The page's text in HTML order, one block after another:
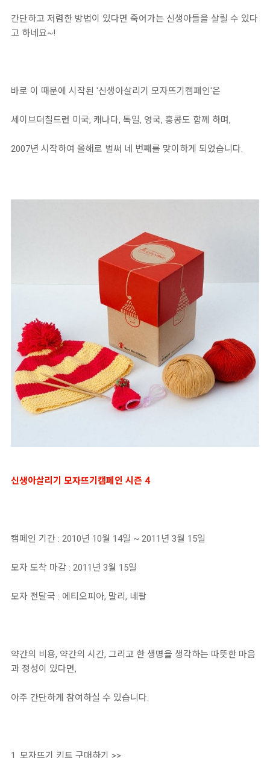
간단하고 저렴한 방법이 있다면 죽어가는 신생아들을 살릴 수 있다
고 하네요~!
바로 이 때문에 시작된 '신생아살리기 모자뜨기캠페인'은
세이브더칠드런 미국, 캐나다, 독일, 영국, 홍콩도 함께 하며,
2007년 시작하여 올해로 벌써 네 번째를 맞이하게 되었습니다.
신생아살리기 모자뜨기캠페인 시즌 4
캠페인 기간 : 2010년 10월 14일 ~ 2011년 3월 15일
모자 도착 마감 : 2011년 3월 15일
모자 전달국 : 에티오피아, 말리, 네팔
약간의 비용, 약간의 시간, 그리고 한 생명을 생각하는 따뜻한 마음
과 정성이 있다면,
아주 간단하게 참여하실 수 있습니다.
1. 모자뜨기 키트 구매하기 >>